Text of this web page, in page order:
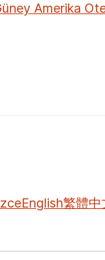
Amerika
English繁體中